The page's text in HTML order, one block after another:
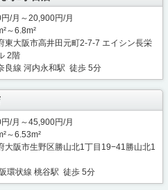
/月～20,900円/月
～6.8m²
東大阪市高井田元町2-7-7 エイシン長栄
2階
良線 河内永和駅 徒歩 5分
/月～45,900円/月
～6.53m²
大阪市生野区勝山北1丁目19−41勝山北1
環状線 桃谷駅 徒歩 5分